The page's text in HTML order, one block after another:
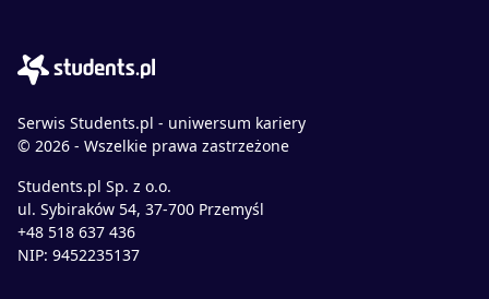
Serwis Students.pl - uniwersum kariery
© 2026 - Wszelkie prawa zastrzeżone
Students.pl Sp. z o.o.
ul. Sybiraków 54, 37-700 Przemyśl
+48 518 637 436
NIP: 9452235137